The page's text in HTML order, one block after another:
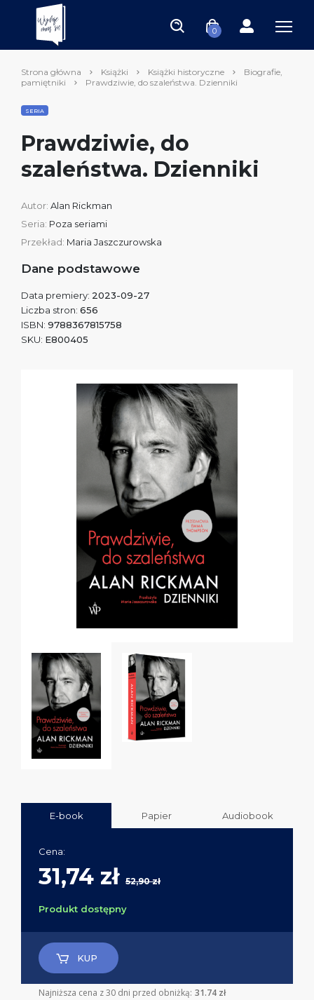
0
Strona główna Książki Książki historyczne
Biografie,
pamiętniki
Prawdziwie, do szaleństwa. Dzienniki
SERIA
Prawdziwie, do
szaleństwa. Dzienniki
Autor: Alan Rickman
Seria: Poza seriami
Przekład: Maria Jaszczurowska
Dane podstawowe
Data premiery: 2023-09-27
Liczba stron: 656
ISBN: 9788367815758
SKU: E800405
E-book Papier Audiobook
Cena:
31,74 zł 52,90 zł
Produkt dostępny
KUP
Najniższa cena z 30 dni przed obniżką: 31.74 zł